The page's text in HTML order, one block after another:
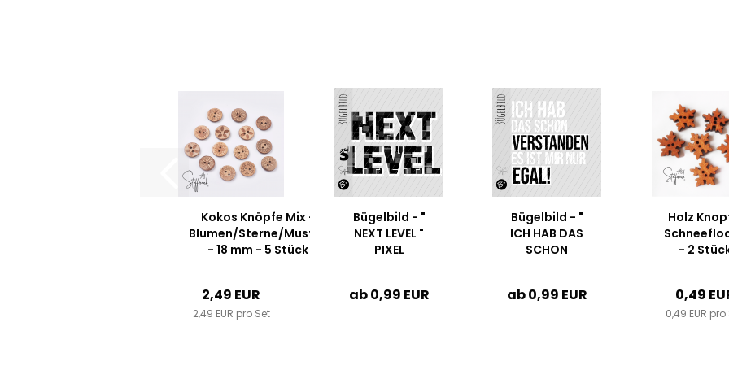
Kokos Knöpfe Mix -
Blumen/Sterne/Muster
- 18 mm - 5 Stück
2,49 EUR
2,49 EUR pro Set
Bügelbild - "
NEXT LEVEL "
PIXEL
ab 0,99 EUR
Bügelbild - "
ICH HAB DAS
SCHON
ab 0,99 EUR
Holz
- 2
0,49
0,49 EUR pro